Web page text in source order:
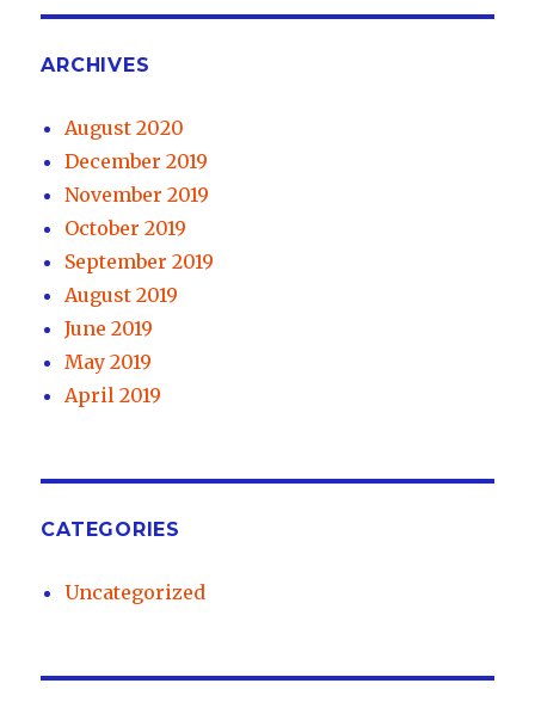
ARCHIVES
August 2020
December 2019
November 2019
October 2019
September 2019
August 2019
June 2019
May 2019
April 2019
CATEGORIES
Uncategorized